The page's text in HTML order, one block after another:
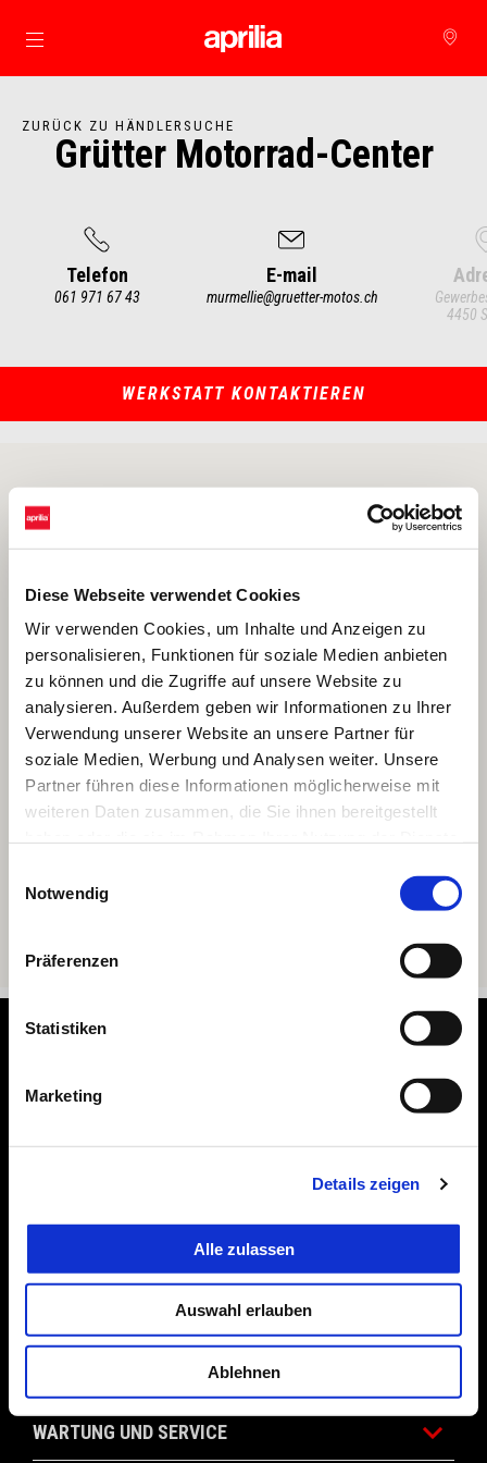
Diese Webseite verwendet Cookies
Wir verwenden Cookies, um Inhalte und Anzeigen zu
personalisieren, Funktionen für soziale Medien anbieten
zu können und die Zugriffe auf unsere Website zu
analysieren. Außerdem geben wir Informationen zu Ihrer
Verwendung unserer Website an unsere Partner für
soziale Medien, Werbung und Analysen weiter. Unsere
Partner führen diese Informationen möglicherweise mit
weiteren Daten zusammen, die Sie ihnen bereitgestellt
Notwendig
Präferenzen
Statistiken
Marketing
Details zeigen
Alle zulassen
Auswahl erlauben
Ablehnen
Skip to content
ZURÜCK ZU HÄNDLERSUCHE
Grütter Motorrad-Center
Telefon
061 971 67 43
E-mail
murmellie@gruetter-motos.ch
4450
WERKSTATT KONTAKTIEREN
Footer
ANGEBOTE
WARTUNG UND SERVICE